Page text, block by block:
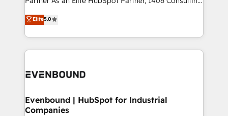
The synergies generated by these integrations,
together with the combination of talents, skills,
to accompany companies on their digital
helps mid-market revenue teams transform how
they sell, market, and serve. We don't just build your
HubSpot—we teach your team to own it, then stay
to help you keep winning. What We Do ⚙️ CRM
Data & Content 📈 Sales & Marketing Alignment +
Agent Creation 🔄 Custom Integrations & Data
Migration Why 1406 We become part of your team.
Elite5.0
Evenbound | HubSpot for Industrial
Companies